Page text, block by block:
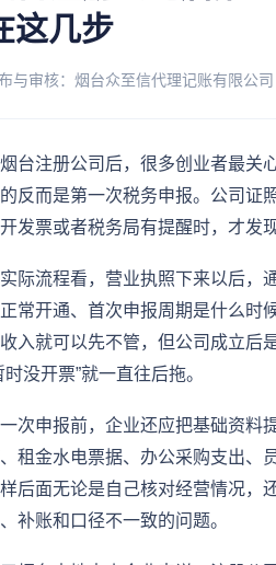
这几步
与审核：烟台众至信代理记账有限公
台注册公司后，很多创业者最关
反而是第一次税务申报。公司证
发票或者税务局有提醒时，才发
际流程看，营业执照下来以后，
常开通、首次申报周期是什么时
入就可以先不管，但公司成立后
时没开票”就一直往后拖。
次申报前，企业还应把基础资料
租金水电票据、办公采购支出、
后面无论是自己核对经营情况，
补账和口径不一致的问题。